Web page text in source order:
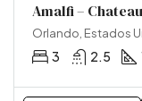
Amalfi –
Orlando, Estados
3 2.5